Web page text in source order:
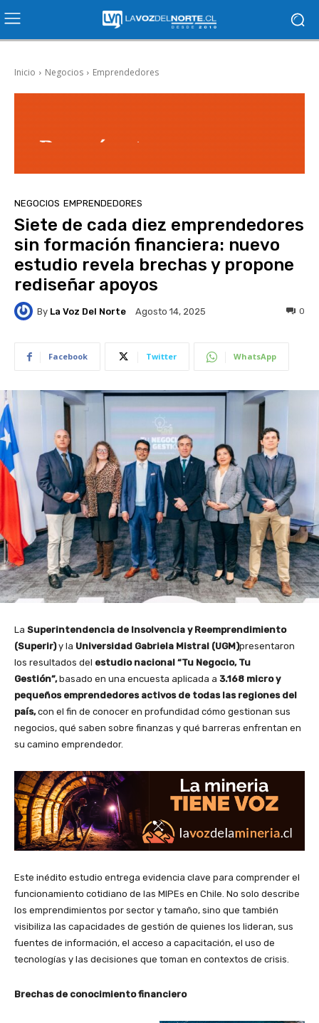
Inicio Negocios Emprendedores
NEGOCIOS EMPRENDEDORES
Siete de cada diez emprendedores
sin formación financiera: nuevo
estudio revela brechas y propone
rediseñar apoyos
By La Voz Del Norte Agosto 14, 2025 0
Facebook Twitter WhatsApp
La Superintendencia de Insolvencia y Reemprendimiento
(Superir)y la Universidad Gabriela Mistral (UGM)presentaron
los resultados del estudio nacional “Tu Negocio, Tu
Gestión”,basado en una encuesta aplicada a 3.168 micro y
pequeños emprendedores activos de todas las regiones del
país,con el fin de conocer en profundidad cómo gestionan sus
negocios, qué saben sobre finanzas y qué barreras enfrentan en
su camino emprendedor.
Este inédito estudio entrega evidencia clave para comprender el
funcionamiento cotidiano de las MIPEs en Chile. No solo describe
los emprendimientos por sector y tamaño, sino que también
visibiliza las capacidades de gestión de quienes los lideran, sus
fuentes de información, el acceso a capacitación, el uso de
tecnologías y las decisiones que toman en contextos de crisis.
Brechas de conocimiento financiero